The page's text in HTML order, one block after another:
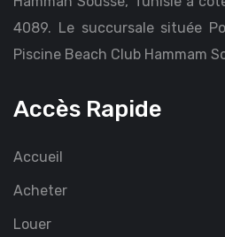
4089. Le succursale située
Piscine Beach Club Hammam
Accès Rapide
Accueil
Acheter
Louer